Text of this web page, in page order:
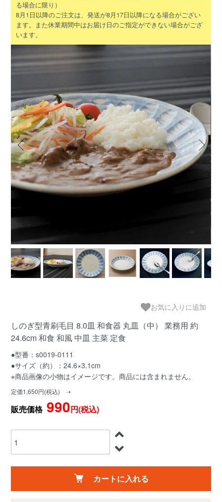
る場合に限り）
8月1日以降のご注文は、発送が8月17日以降になる場合がござい
ます。また休業期間中はお届け日のご指定ができない場合がござ
います。
お気に入りに追加
しのぎ型青刷毛目 8.0皿 和食器 丸皿（中） 業務用 約
24.6cm 和食 和風 中皿 主菜 定食
●型番：s0019-0111
●サイズ（約）：24.6×3.1cm
※商品画像の小物はイメージです。商品には含まれません。
定価1,650円(税込) ➝
販売価格990円(税込)
カートに入れる